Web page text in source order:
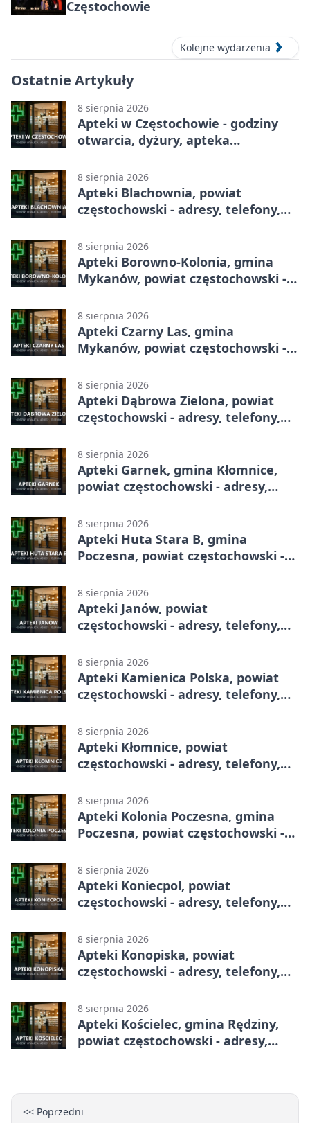
Częstochowie
Kolejne wydarzenia
Ostatnie Artykuły
8 sierpnia 2026
Apteki w Częstochowie - godziny
otwarcia, dyżury, apteka
8 sierpnia 2026
Apteki Blachownia, powiat
częstochowski - adresy, telefony,
8 sierpnia 2026
Apteki Borowno-Kolonia, gmina
Mykanów, powiat częstochowski -
8 sierpnia 2026
Apteki Czarny Las, gmina
Mykanów, powiat częstochowski -
8 sierpnia 2026
Apteki Dąbrowa Zielona, powiat
częstochowski - adresy, telefony,
8 sierpnia 2026
Apteki Garnek, gmina Kłomnice,
powiat częstochowski - adresy,
8 sierpnia 2026
Apteki Huta Stara B, gmina
Poczesna, powiat częstochowski -
8 sierpnia 2026
Apteki Janów, powiat
częstochowski - adresy, telefony,
8 sierpnia 2026
Apteki Kamienica Polska, powiat
częstochowski - adresy, telefony,
8 sierpnia 2026
Apteki Kłomnice, powiat
częstochowski - adresy, telefony,
8 sierpnia 2026
Apteki Kolonia Poczesna, gmina
Poczesna, powiat częstochowski -
8 sierpnia 2026
Apteki Koniecpol, powiat
częstochowski - adresy, telefony,
8 sierpnia 2026
Apteki Konopiska, powiat
częstochowski - adresy, telefony,
8 sierpnia 2026
Apteki Kościelec, gmina Rędziny,
powiat częstochowski - adresy,
<< Poprzedni